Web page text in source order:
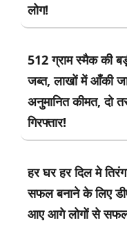
लोग!
512 ग्राम स्मैक की
जब्त, लाखों में आँकी
अनुमानित कीमत, दो
गिरफ्तार!
हर घर हर दिल मे
सफल बनाने के लिए
आए आगे लोगों से